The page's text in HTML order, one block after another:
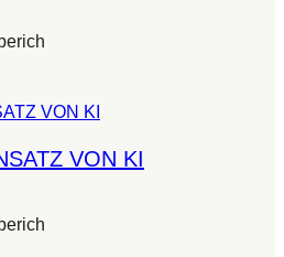
VON KI